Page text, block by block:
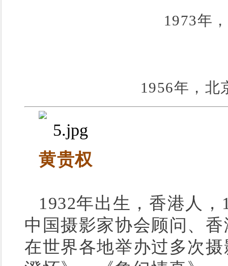
1973年
1956年，北
黄贵权
1932年出生，香港人
中国摄影家协会顾问、
在世界各地举办过多次